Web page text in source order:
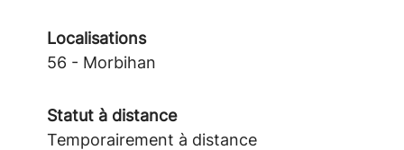
Localisations
56 - Morbihan
Statut à distance
Temporairement à distance